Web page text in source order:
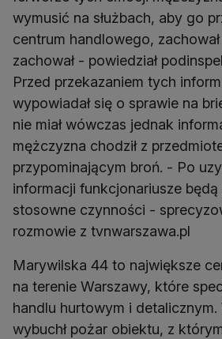
wymusić na służbach, aby go
centrum handlowego,
zachował - powiedział
Przed przekazaniem tych
wypowiadał się o sprawie na
nie miał wówczas jednak
mężczyzna chodził z
przypominającym broń. - Po
informacji funkcjonariusze
stosowne czynności -
rozmowie z tvnwarszawa.pl
Marywilska 44 to największe
na terenie Warszawy, które
handlu hurtowym i detalicznym.
wybuchł pożar obiektu, z